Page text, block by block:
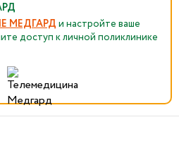
МЕДГАРДи настройте ваше
доступ к личной поликлинике